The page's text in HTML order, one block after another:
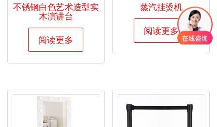
不锈钢白色艺术造型实
木演讲台
阅读更多
蒸汽挂烫机
阅读更多